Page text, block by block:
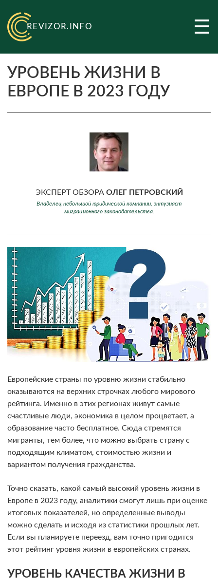
REVIZOR.INFO ☰
УРОВЕНЬ ЖИЗНИ В
ЕВРОПЕ В 2023 ГОДУ
ЭКСПЕРТ ОБЗОРА ОЛЕГ ПЕТРОВСКИЙ
Владелец небольшой юридической компании, энтузиаст
миграционного законодательства.
Европейские страны по уровню жизни стабильно
оказываются на верхних строчках любого мирового
рейтинга. Именно в этих регионах живут самые
счастливые люди, экономика в целом процветает, а
образование часто бесплатное. Сюда стремятся
мигранты, тем более, что можно выбрать страну с
подходящим климатом, стоимостью жизни и
вариантом получения гражданства.
Точно сказать, какой самый высокий уровень жизни в
Европе в 2023 году, аналитики смогут лишь при оценке
итоговых показателей, но определенные выводы
можно сделать и исходя из статистики прошлых лет.
Если вы планируете переезд, вам точно пригодится
этот рейтинг уровня жизни в европейских странах.
УРОВЕНЬ КАЧЕСТВА ЖИЗНИ В